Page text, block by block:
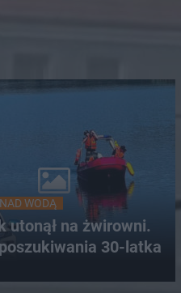
WODĄ
utonął na żwirowni.
30-latka